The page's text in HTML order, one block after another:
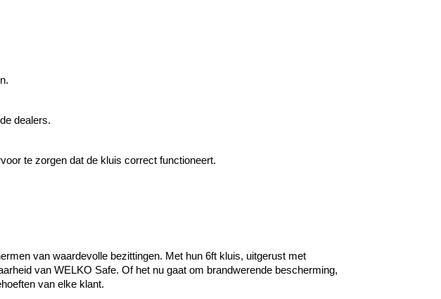
dealers.
te zorgen dat de kluis correct functioneert.
van waardevolle bezittingen. Met hun 6ft kluis, uitgerust met
van WELKO Safe. Of het nu gaat om brandwerende bescherming,
van elke klant.